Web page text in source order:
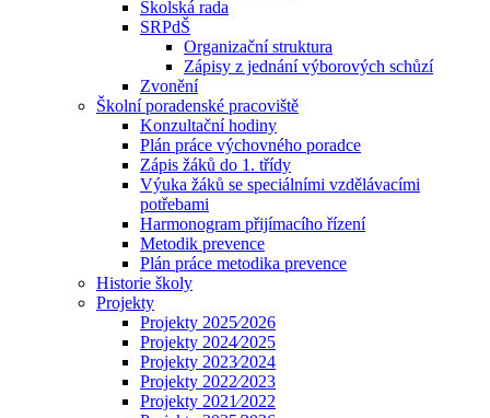
Školská rada
SRPdŠ
Organizační struktura
Zápisy z jednání výborových schůzí
Zvonění
Školní poradenské pracoviště
Konzultační hodiny
Plán práce výchovného poradce
Zápis žáků do 1. třídy
Výuka žáků se speciálními vzdělávacími
potřebami
Harmonogram přijímacího řízení
Metodik prevence
Plán práce metodika prevence
Historie školy
Projekty
Projekty 2025⁄2026
Projekty 2024⁄2025
Projekty 2023⁄2024
Projekty 2022⁄2023
Projekty 2021⁄2022